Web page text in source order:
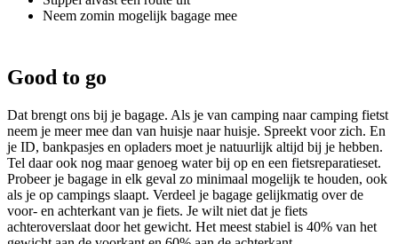
Neem zomin mogelijk bagage mee
Good to go
Dat brengt ons bij je bagage. Als je van camping naar camping fietst
neem je meer mee dan van huisje naar huisje. Spreekt voor zich. En
je ID, bankpasjes en opladers moet je natuurlijk altijd bij je hebben.
Tel daar ook nog maar genoeg water bij op en een fietsreparatieset.
Probeer je bagage in elk geval zo minimaal mogelijk te houden, ook
als je op campings slaapt. Verdeel je bagage gelijkmatig over de
voor- en achterkant van je fiets. Je wilt niet dat je fiets
achteroverslaat door het gewicht. Het meest stabiel is 40% van het